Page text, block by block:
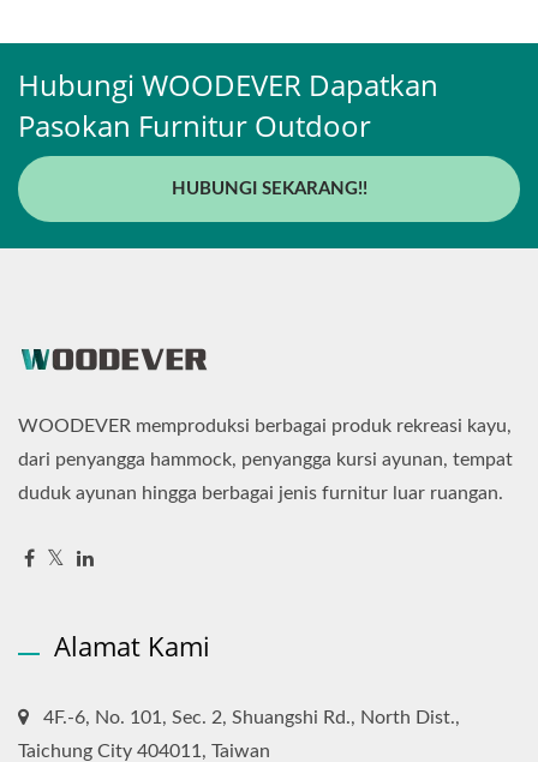
Hubungi WOODEVER Dapatkan
Pasokan Furnitur Outdoor
HUBUNGI SEKARANG!!
WOODEVER memproduksi berbagai produk rekreasi kayu,
dari penyangga hammock, penyangga kursi ayunan, tempat
duduk ayunan hingga berbagai jenis furnitur luar ruangan.
Alamat Kami
4F.-6, No. 101, Sec. 2, Shuangshi Rd., North Dist.,
Taichung City 404011, Taiwan